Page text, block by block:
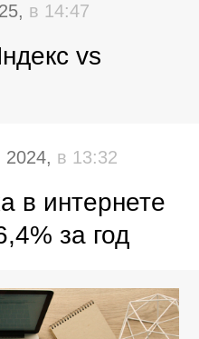
в 14:47
vs
2024, в 13:32
в интернете
за год